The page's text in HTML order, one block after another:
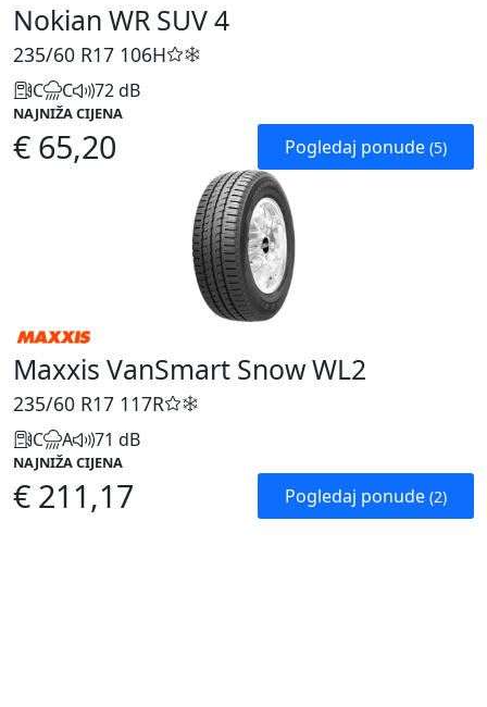
Nokian WR SUV 4
235/60 R17 106H
C C 72 dB
NAJNIŽA CIJENA
€ 65,20 Pogledaj ponude (5)
Maxxis VanSmart Snow WL2
235/60 R17 117R
C A 71 dB
NAJNIŽA CIJENA
€ 211,17 Pogledaj ponude (2)